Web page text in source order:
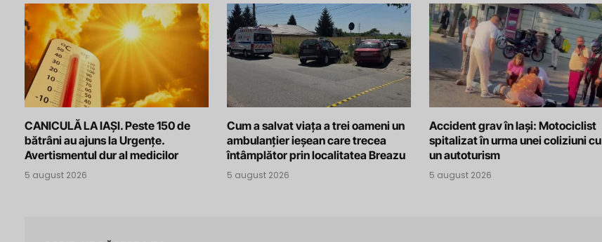
CANICULĂ LA IAȘI. Peste 150 de
bătrâni au ajuns la Urgențe.
Avertismentul dur al medicilor
5 august 2026
Cum a salvat viața a trei oameni un
ambulanțier ieșean care trecea
întâmplător prin localitatea Breazu
5 august 2026
Accident grav în Iași: Motociclist
spitalizat în urma unei coliziuni cu
un autoturism
5 august 2026